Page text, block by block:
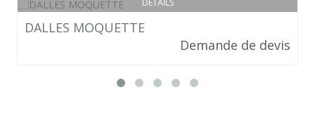
DÉTAILS
DALLES MOQUETTE
Demande de devis